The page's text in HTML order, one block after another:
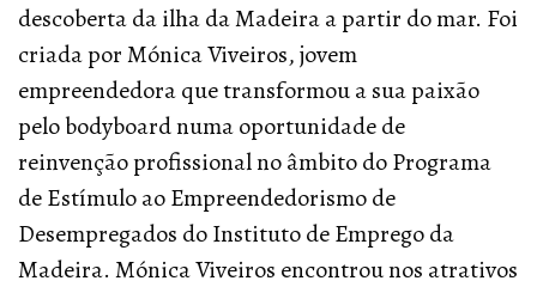
descoberta da ilha da Madeira a partir do mar. Foi
criada por Mónica Viveiros, jovem
empreendedora que transformou a sua paixão
pelo bodyboard numa oportunidade de
reinvenção profissional no âmbito do Programa
de Estímulo ao Empreendedorismo de
Desempregados do Instituto de Emprego da
Madeira. Mónica Viveiros encontrou nos atrativos